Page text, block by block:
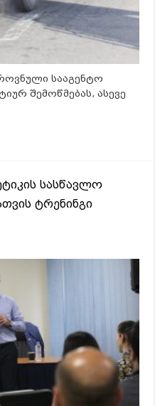
სააგენტო
შემოწმებას, ასევე
სასწავლო
ტრენინგი